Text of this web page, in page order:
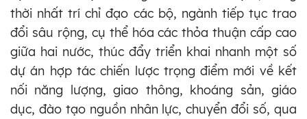
thời nhất trí chỉ đạo các bộ, ngành tiếp tục trao
đổi sâu rộng, cụ thể hóa các thỏa thuận cấp cao
giữa hai nước, thúc đẩy triển khai nhanh một số
dự án hợp tác chiến lược trọng điểm mới về kết
nối năng lượng, giao thông, khoáng sản, giáo
dục, đào tạo nguồn nhân lực, chuyển đổi số, qua